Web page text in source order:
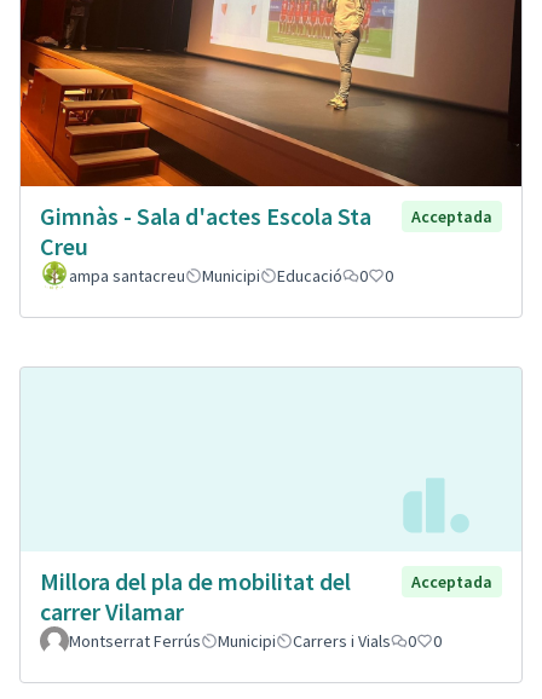
Gimnàs - Sala d'actes Escola Sta
Creu
Acceptada
ampa santacreu Municipi Educació 0 0
Millora del pla de mobilitat del
carrer Vilamar
Acceptada
Montserrat Ferrús Municipi Carrers i Vials 0 0